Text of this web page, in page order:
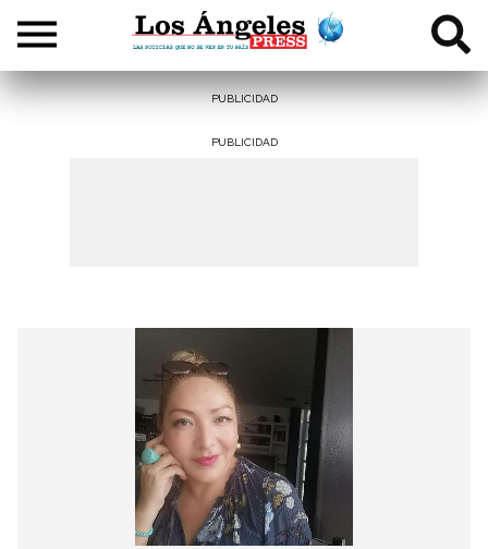
PUBLICIDAD
PUBLICIDAD